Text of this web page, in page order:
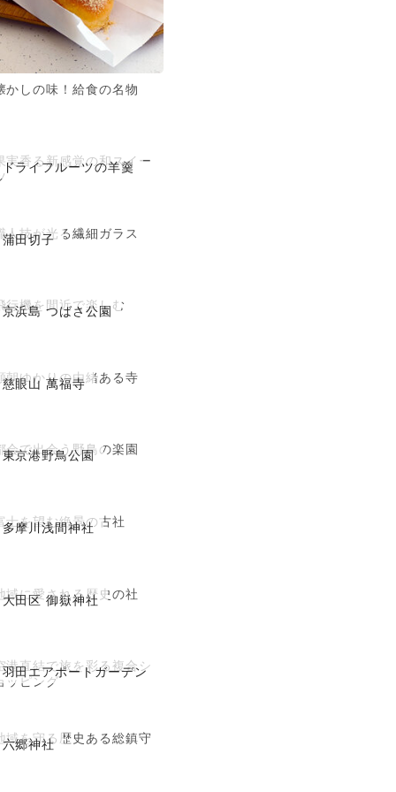
かしの味！給食の名物
ドライフルーツの羊羹
実香る新感覚の和スイー
蒲田切子
人技が光る繊細ガラス
京浜島 つばさ公園
行機を間近で楽しむ
慈眼山 萬福寺
朝ゆかりの由緒ある寺
東京港野鳥公園
会で出会う野鳥の楽園
多摩川浅間神社
士を望む絶景の古社
大田区 御嶽神社
域に愛される歴史の社
羽田エアポートガーデン
港直結で旅を彩る複合シ
ッピング
六郷神社
域を守る歴史ある総鎮守